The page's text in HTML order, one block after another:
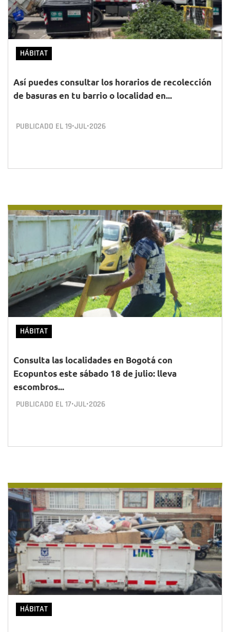
HÁBITAT
Así puedes consultar los horarios de recolección
de basuras en tu barrio o localidad en...
PUBLICADO EL19•JUL•2026
HÁBITAT
Consulta las localidades en Bogotá con
Ecopuntos este sábado 18 de julio: lleva
escombros...
PUBLICADO EL17•JUL•2026
HÁBITAT